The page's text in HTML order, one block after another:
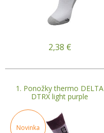
2,38 €
1. Ponožky thermo DELTA
DTRX light purple
Novinka